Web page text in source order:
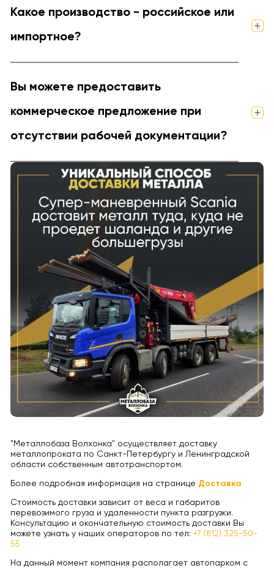
Какое производство - российское или
импортное?
Вы можете предоставить
коммерческое предложение при
отсутствии рабочей документации?
"Металлобаза Волхонка" осуществляет доставку
металлопроката по Санкт-Петербургу и Ленинградской
области собственным автотранспортом.
Более подробная информация на странице Доставка
Стоимость доставки зависит от веса и габаритов
перевозимого груза и удаленности пункта разгрузки.
Консультацию и окончательную стоимость доставки Вы
можете узнать у наших операторов по тел: +7 (812) 325-50-
55
На данный момент компания располагает автопарком с